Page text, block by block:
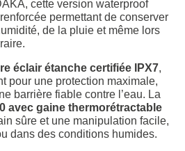
cette version waterproof
permettant de conserver
de la pluie et même lors
éclair étanche certifiée IPX7,
pour une protection maximale,
barrière fiable contre l’eau. La
avec gaine thermorétractable
sûre et une manipulation facile,
dans des conditions humides.